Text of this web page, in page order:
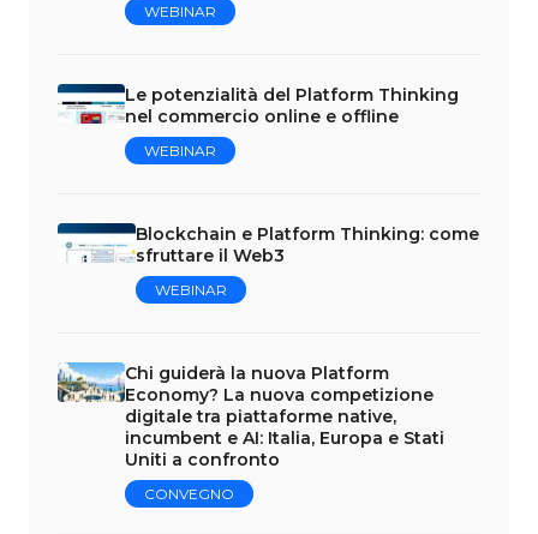
WEBINAR
Le potenzialità del Platform Thinking
nel commercio online e offline
WEBINAR
Blockchain e Platform Thinking: come
sfruttare il Web3
WEBINAR
Chi guiderà la nuova Platform
Economy? La nuova competizione
digitale tra piattaforme native,
incumbent e AI: Italia, Europa e Stati
Uniti a confronto
CONVEGNO